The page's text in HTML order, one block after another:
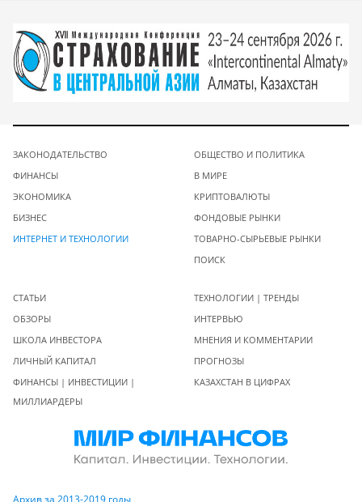
ЗАКОНОДАТЕЛЬСТВО
ФИНАНСЫ
ЭКОНОМИКА
БИЗНЕС
ИНТЕРНЕТ И ТЕХНОЛОГИИ
ОБЩЕСТВО И ПОЛИТИКА
В МИРЕ
КРИПТОВАЛЮТЫ
ФОНДОВЫЕ РЫНКИ
ТОВАРНО-СЫРЬЕВЫЕ РЫНКИ
ПОИСК
СТАТЬИ
ОБЗОРЫ
ШКОЛА ИНВЕСТОРА
ЛИЧНЫЙ КАПИТАЛ
ФИНАНСЫ | ИНВЕСТИЦИИ |
МИЛЛИАРДЕРЫ
ТЕХНОЛОГИИ | ТРЕНДЫ
ИНТЕРВЬЮ
МНЕНИЯ И КОММЕНТАРИИ
ПРОГНОЗЫ
КАЗАХСТАН В ЦИФРАХ